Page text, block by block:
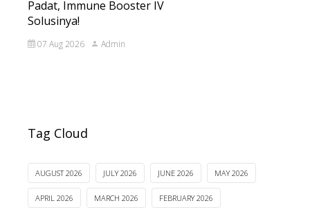
Padat, Immune Booster IV
Solusinya!
07 Aug 2026 Admin
Tag Cloud
AUGUST 2026 JULY 2026 JUNE 2026 MAY 2026
APRIL 2026 MARCH 2026 FEBRUARY 2026